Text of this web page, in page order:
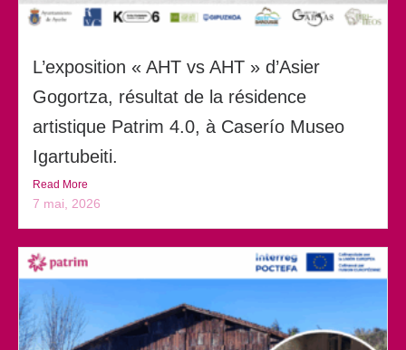
L’exposition « AHT vs AHT » d’Asier
Gogortza, résultat de la résidence
artistique Patrim 4.0, à Caserío Museo
Igartubeiti.
Read More
7 mai, 2026